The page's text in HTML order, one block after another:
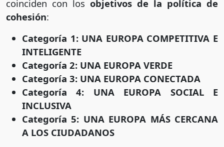
coinciden con los objetivos de la política de
cohesión:
Categoría 1: UNA EUROPA COMPETITIVA E
INTELIGENTE
Categoría 2: UNA EUROPA VERDE
Categoría 3: UNA EUROPA CONECTADA
Categoría 4: UNA EUROPA SOCIAL E
INCLUSIVA
Categoría 5: UNA EUROPA MÁS CERCANA
A LOS CIUDADANOS